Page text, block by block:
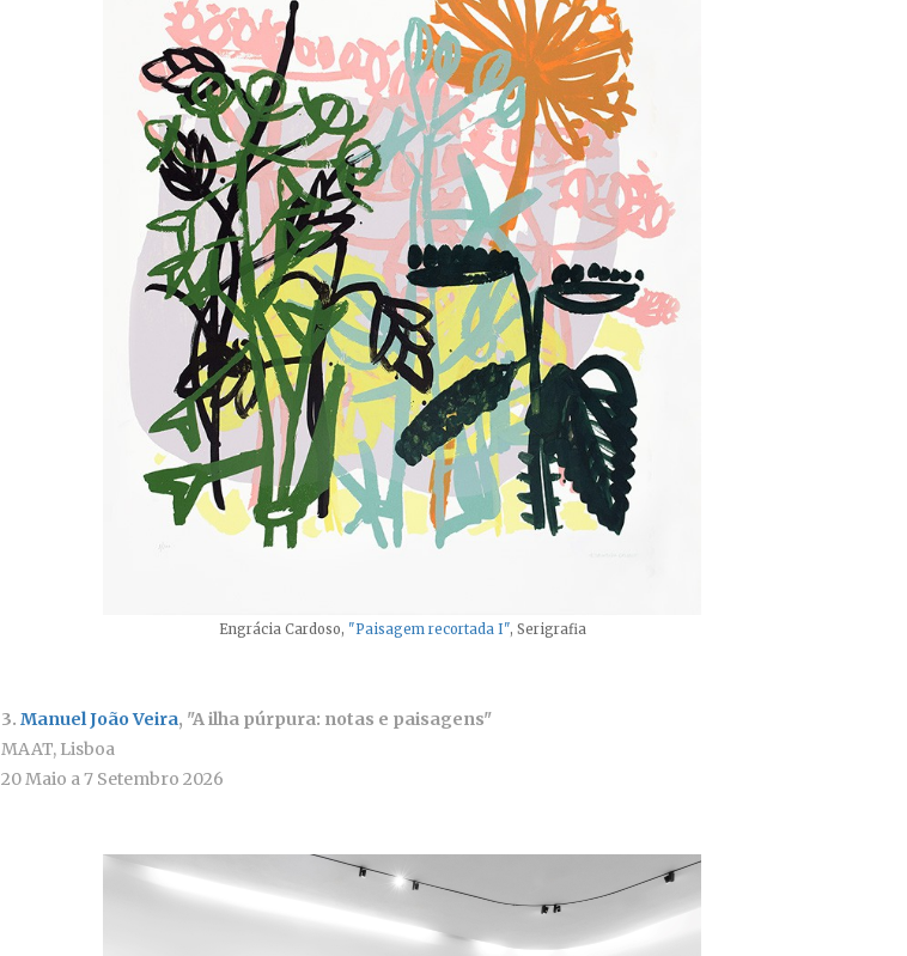
Engrácia Cardoso, "Paisagem recortada I", Serigrafia
3. Manuel João Veira, "A ilha púrpura: notas e paisagens"
MAAT, Lisboa
20 Maio a 7 Setembro 2026